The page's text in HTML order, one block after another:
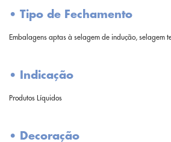
• Tipo de Fechamento
Embalagens aptas à selagem de indução, selagem
• Indicação
Produtos Líquidos
• Decoração